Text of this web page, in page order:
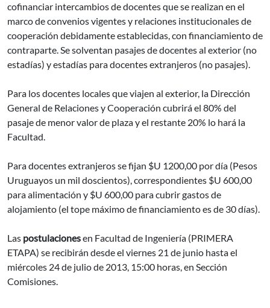
cofinanciar intercambios de docentes que se realizan en el
marco de convenios vigentes y relaciones institucionales de
cooperación debidamente establecidas, con financiamiento de
contraparte. Se solventan pasajes de docentes al exterior (no
estadías) y estadías para docentes extranjeros (no pasajes).
Para los docentes locales que viajen al exterior, la Dirección
General de Relaciones y Cooperación cubrirá el 80% del
pasaje de menor valor de plaza y el restante 20% lo hará la
Facultad.
Para docentes extranjeros se fijan $U 1200,00 por día (Pesos
Uruguayos un mil doscientos), correspondientes $U 600,00
para alimentación y $U 600,00 para cubrir gastos de
alojamiento (el tope máximo de financiamiento es de 30 días).
Las postulacionesen Facultad de Ingeniería (PRIMERA
ETAPA) se recibirán desde el viernes 21 de junio hasta el
miércoles 24 de julio de 2013, 15:00 horas, en Sección
Comisiones.